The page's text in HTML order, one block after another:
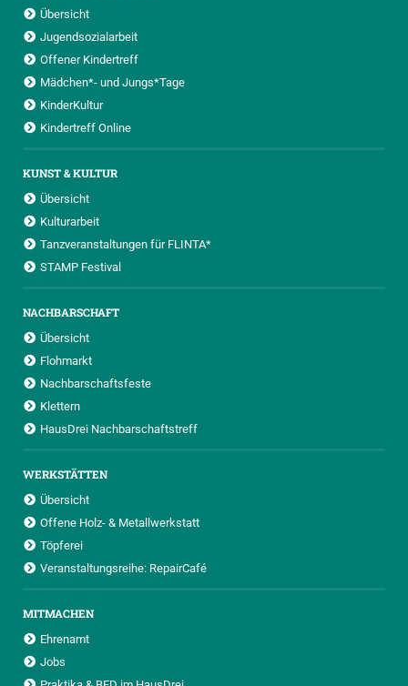
Übersicht
Jugendsozialarbeit
Offener Kindertreff
Mädchen*- und Jungs*Tage
KinderKultur
Kindertreff Online
KUNST & KULTUR
Übersicht
Kulturarbeit
Tanzveranstaltungen für FLINTA*
STAMP Festival
NACHBARSCHAFT
Übersicht
Flohmarkt
Nachbarschaftsfeste
Klettern
HausDrei Nachbarschaftstreff
WERKSTÄTTEN
Übersicht
Offene Holz- & Metallwerkstatt
Töpferei
Veranstaltungsreihe: RepairCafé
MITMACHEN
Ehrenamt
Jobs